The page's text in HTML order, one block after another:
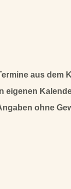
aus dem
eigenen
ohne